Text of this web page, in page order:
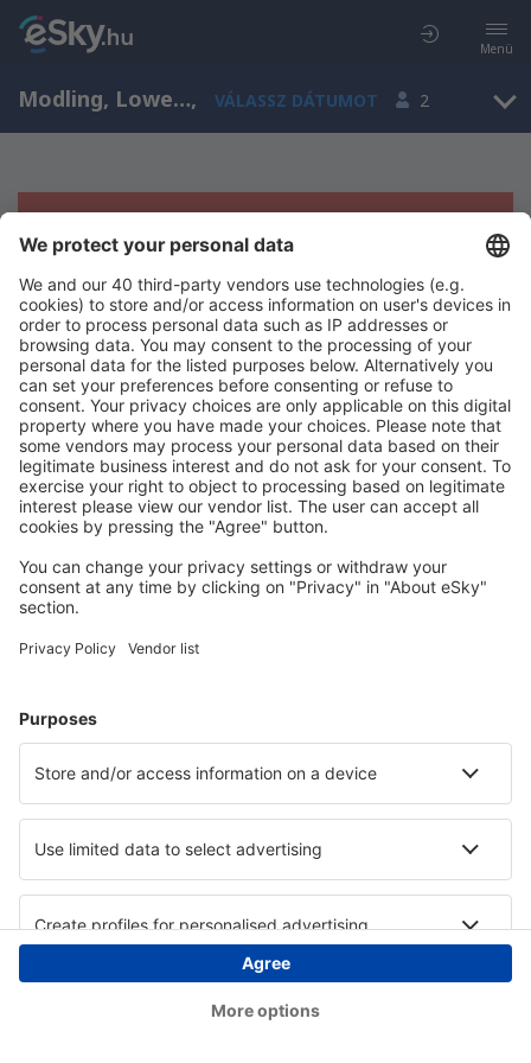
Menü
Modling, Lower Austria, Ausztria, VÁLASSZ DÁTUMOT 2
Sajnos semmilyen eredménnyel nem
szolgálhatunk.
Próbáld meg még egyszer más kritériumot kiválasztva
Copyright © eSky.hu Minden jog fenntartva.